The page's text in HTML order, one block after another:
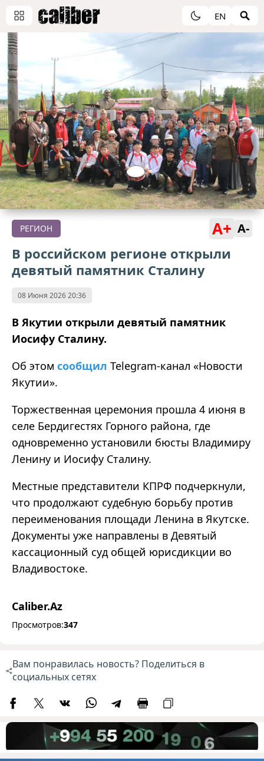
EN
РЕГИОН A+ A-
В российском регионе открыли
девятый памятник Сталину
08 Июня 2026 20:36
В Якутии открыли девятый памятник
Иосифу Сталину.
Об этом сообщил Telegram‑канал «Новости
Якутии».
Торжественная церемония прошла 4 июня в
селе Бердигестях Горного района, где
одновременно установили бюсты Владимиру
Ленину и Иосифу Сталину.
Местные представители КПРФ подчеркнули,
что продолжают судебную борьбу против
переименования площади Ленина в Якутске.
Документы уже направлены в Девятый
кассационный суд общей юрисдикции во
Владивостоке.
Caliber.Az
Просмотров:347
Вам понравилась новость? Поделиться в
социальных сетях